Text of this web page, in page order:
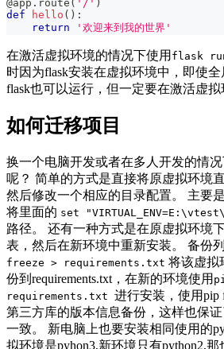
@app . route ( '/' )
def
hello ( ) :
return
'欢迎来到我的世界'
在激活虚拟环境的情况下使用 flask
时因为flask安装在虚拟环境中，即使
flask也可以运行，但一定要在激活虚拟
如何迁移项目
换一个电脑开发或者在多人开发的情
呢？ 简单的方式是直接将原虚拟环境
然后修改一个相应的目录配置。 主要是
将里面的 set
路径。 还有一种方式是在原虚拟环境
表，然后在新环境中重新安装。 备份
freeze > requirements.txt 将该虚拟
份到requirements.txt，在新的环境使用
requirements.txt 进行安装，使用pip
第三方库的版本信息备份，这样也保
一致。 新电脑上也要安装相同使用的
拟环境是pyhon3,新环境只有python2,